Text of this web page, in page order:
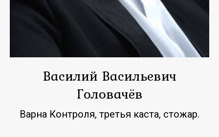
Василий Васильевич
Головачёв
Варна Контроля, третья каста, стожар.